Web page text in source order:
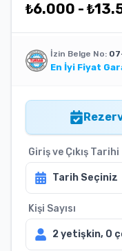
₺6.000 - ₺
İzin Belge No:
En İyi Fiyat
Giriş ve Çıkış Tarihi
Tarih Seçiniz
Kişi Sayısı
2yetişkin, 0